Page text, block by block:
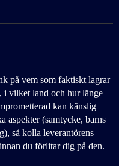
på vem som faktiskt lagrar
vilket land och hur länge
kan känslig
aspekter (samtycke, barns
så kolla leverantörens
du förlitar dig på den.